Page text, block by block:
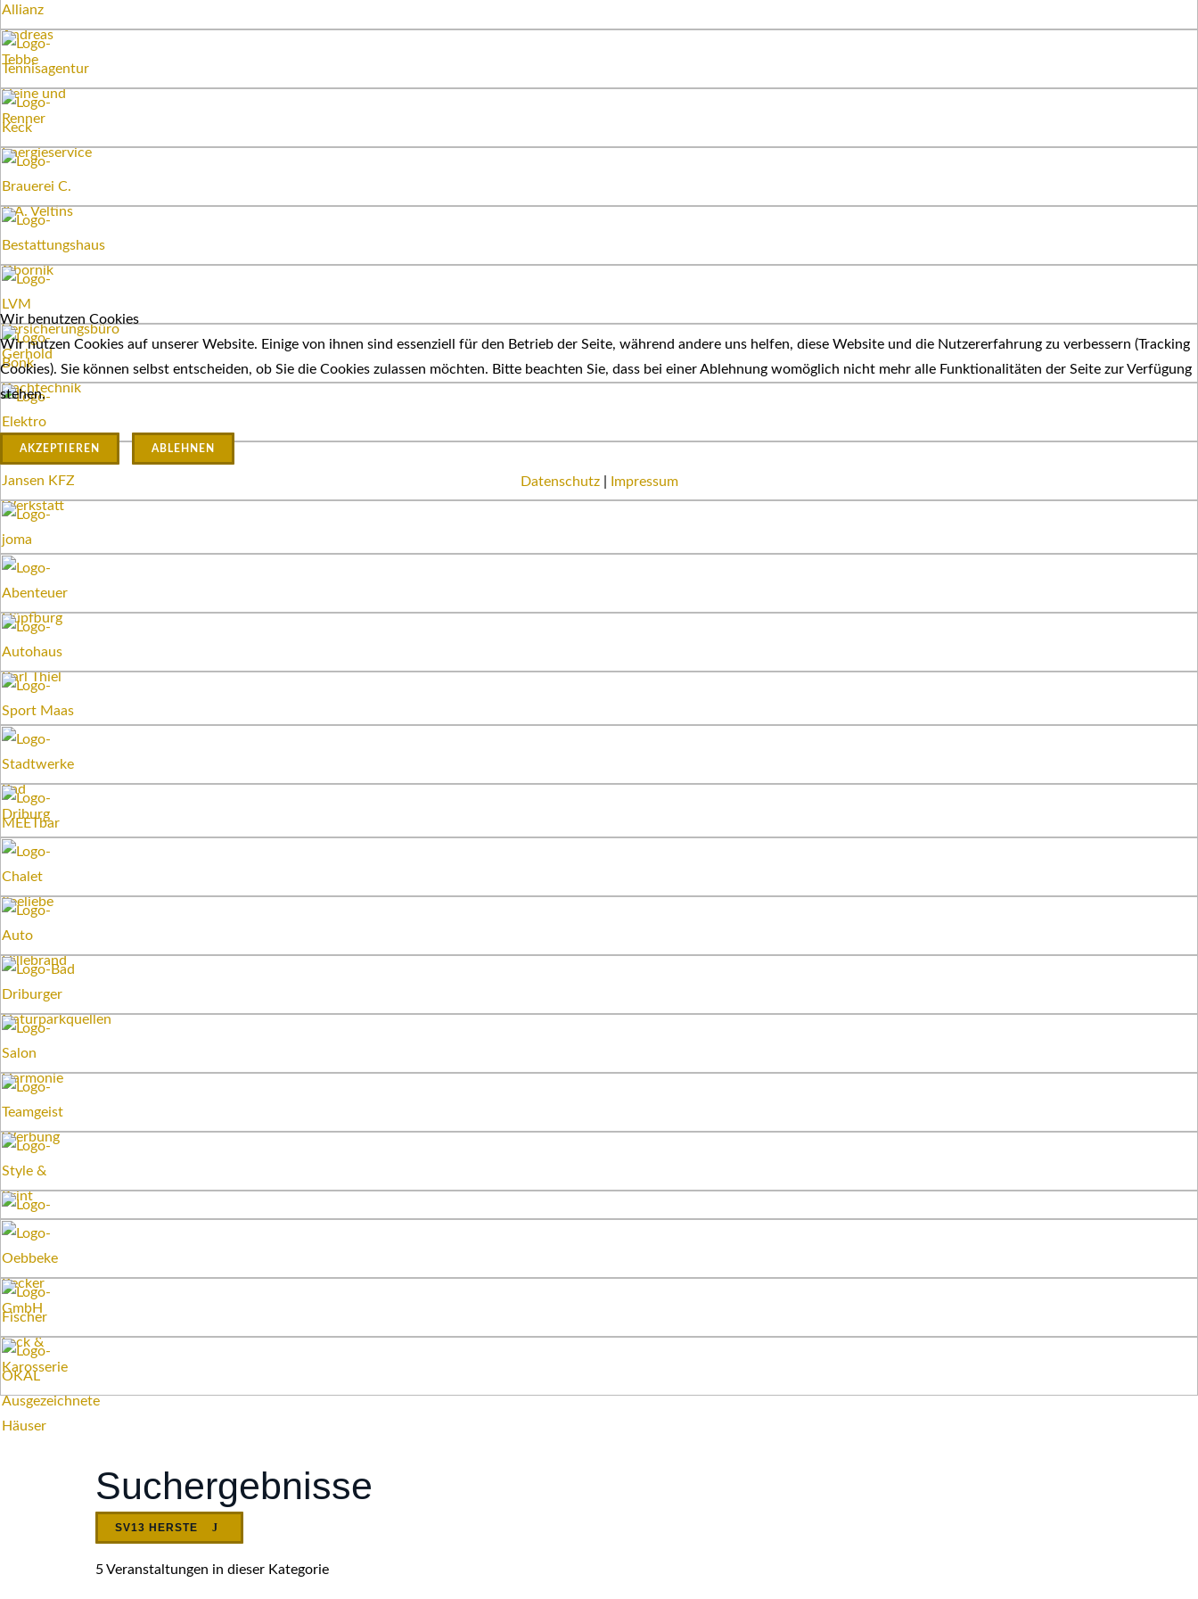
Suchergebnisse
SV13 HERSTE
5 Veranstaltungen in dieser Kategorie
Wir benutzen Cookies
Wir nutzen Cookies auf unserer Website. Einige von ihnen sind essenziell für den Betrieb der Seite, während andere uns helfen, diese Website und die Nutzererfahrung zu verbessern (Tracking
Cookies). Sie können selbst entscheiden, ob Sie die Cookies zulassen möchten. Bitte beachten Sie, dass bei einer Ablehnung womöglich nicht mehr alle Funktionalitäten der Seite zur Verfügung
stehen.
AKZEPTIEREN ABLEHNEN
Datenschutz| Impressum